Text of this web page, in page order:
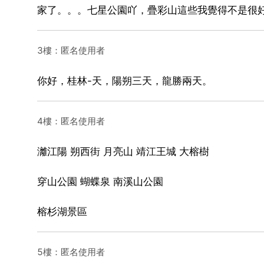
家了。。。七星公園吖，疊彩山這些我覺得不是很
3樓：匿名使用者
你好，桂林-天，陽朔三天，龍勝兩天。
4樓：匿名使用者
灕江陽 朔西街 月亮山 靖江王城 大榕樹
穿山公園 蝴蝶泉 南溪山公園
榕杉湖景區
5樓：匿名使用者